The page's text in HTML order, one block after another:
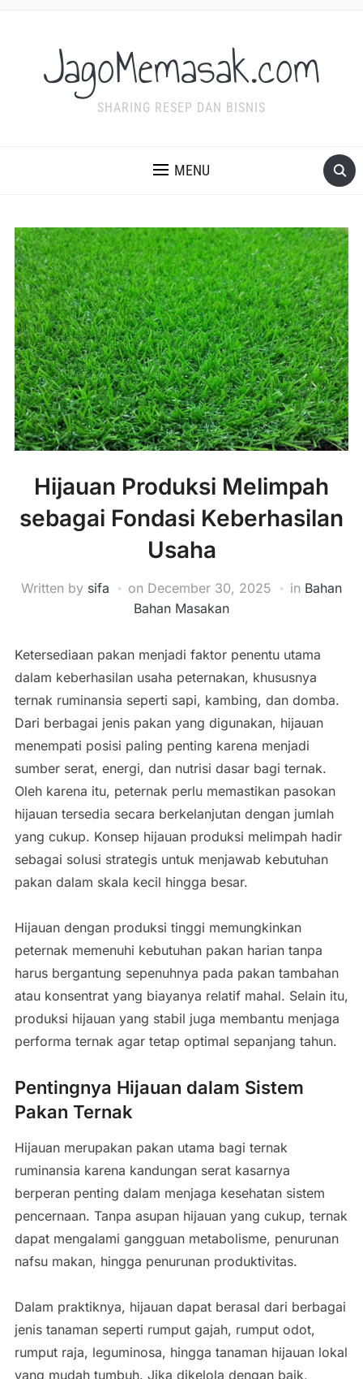
JagoMemasak.com
SHARING RESEP DAN BISNIS
MENU
Hijauan Produksi Melimpah
sebagai Fondasi Keberhasilan
Usaha
Written by sifa on December 30, 2025 in Bahan
Bahan Masakan
Ketersediaan pakan menjadi faktor penentu utama
dalam keberhasilan usaha peternakan, khususnya
ternak ruminansia seperti sapi, kambing, dan domba.
Dari berbagai jenis pakan yang digunakan, hijauan
menempati posisi paling penting karena menjadi
sumber serat, energi, dan nutrisi dasar bagi ternak.
Oleh karena itu, peternak perlu memastikan pasokan
hijauan tersedia secara berkelanjutan dengan jumlah
yang cukup. Konsep hijauan produksi melimpah hadir
sebagai solusi strategis untuk menjawab kebutuhan
pakan dalam skala kecil hingga besar.
Hijauan dengan produksi tinggi memungkinkan
peternak memenuhi kebutuhan pakan harian tanpa
harus bergantung sepenuhnya pada pakan tambahan
atau konsentrat yang biayanya relatif mahal. Selain itu,
produksi hijauan yang stabil juga membantu menjaga
performa ternak agar tetap optimal sepanjang tahun.
Pentingnya Hijauan dalam Sistem
Pakan Ternak
Hijauan merupakan pakan utama bagi ternak
ruminansia karena kandungan serat kasarnya
berperan penting dalam menjaga kesehatan sistem
pencernaan. Tanpa asupan hijauan yang cukup, ternak
dapat mengalami gangguan metabolisme, penurunan
nafsu makan, hingga penurunan produktivitas.
Dalam praktiknya, hijauan dapat berasal dari berbagai
jenis tanaman seperti rumput gajah, rumput odot,
rumput raja, leguminosa, hingga tanaman hijauan lokal
yang mudah tumbuh. Jika dikelola dengan baik,